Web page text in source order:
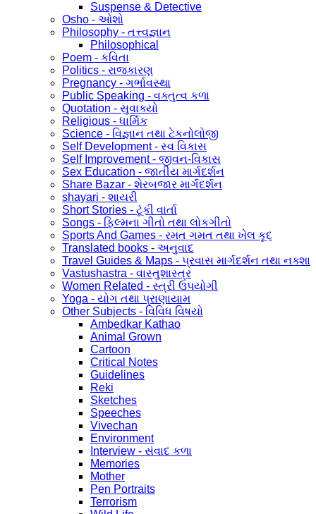
Suspense & Detective
Osho - ઓશો
Philosophy - તત્ત્વજ્ઞાન
Philosophical
Poem - કવિતા
Politics - રાજકારણ
Pregnancy - ગર્ભાવસ્થા
Public Speaking - વક્તુત્વ કળા
Quotation - સુવાક્યો
Religious - ધાર્મિક
Science - વિજ્ઞાન તથા ટેકનોલોજી
Self Development - સ્વ વિકાસ
Self Improvement - જીવન-વિકાસ
Sex Education - જાતીય માર્ગદર્શન
Share Bazar - શેરબજાર માર્ગદર્શન
shayari - શાયરી
Short Stories - ટૂંકી વાર્તા
Songs - ફિલ્મના ગીતો તથા લોકગીતો
Sports And Games - રમત ગમત તથા ખેલ કૂદ
Translated books - અનુવાદ
Travel Guides & Maps - પ્રવાસ માર્ગદર્શન તથા નક્શા
Vastushastra - વાસ્તુશાસ્ત્ર
Women Related - સ્ત્રી ઉપયોગી
Yoga - યોગ તથા પ્રાણાયામ
Other Subjects - વિવિધ વિષયો
Ambedkar Kathao
Animal Grown
Cartoon
Critical Notes
Guidelines
Reki
Sketches
Speeches
Vivechan
Environment
Interview - સંવાદ કળા
Memories
Mother
Pen Portraits
Terrorism